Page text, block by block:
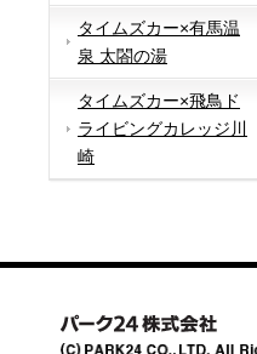
タイムズカー×有馬温
泉 太閤の湯
タイムズカー×飛鳥ド
ライビングカレッジ川
崎